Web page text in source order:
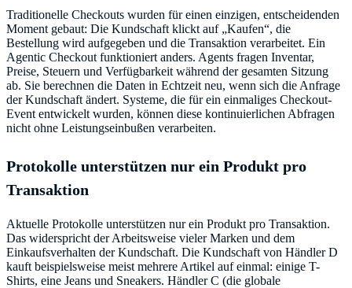
Traditionelle Checkouts wurden für einen einzigen, entscheidenden
Moment gebaut: Die Kundschaft klickt auf „Kaufen“, die
Bestellung wird aufgegeben und die Transaktion verarbeitet. Ein
Agentic Checkout funktioniert anders. Agents fragen Inventar,
Preise, Steuern und Verfügbarkeit während der gesamten Sitzung
ab. Sie berechnen die Daten in Echtzeit neu, wenn sich die Anfrage
der Kundschaft ändert. Systeme, die für ein einmaliges Checkout-
Event entwickelt wurden, können diese kontinuierlichen Abfragen
nicht ohne Leistungseinbußen verarbeiten.
Protokolle unterstützen nur ein Produkt pro
Transaktion
Aktuelle Protokolle unterstützen nur ein Produkt pro Transaktion.
Das widerspricht der Arbeitsweise vieler Marken und dem
Einkaufsverhalten der Kundschaft. Die Kundschaft von Händler D
kauft beispielsweise meist mehrere Artikel auf einmal: einige T-
Shirts, eine Jeans und Sneakers. Händler C (die globale